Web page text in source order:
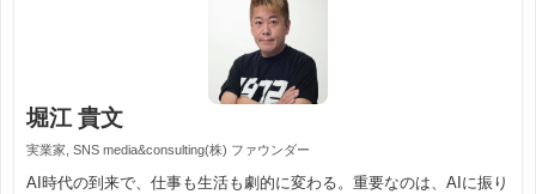
堀江 貴文
実業家, SNS media&consulting(株) ファウンダー
AI時代の到来で、仕事も生活も劇的に変わる。重要なのは、AIに振り